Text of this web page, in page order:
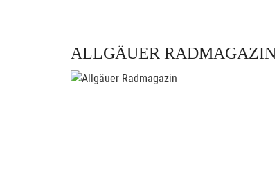
ALLGÄUER RADMAGAZIN